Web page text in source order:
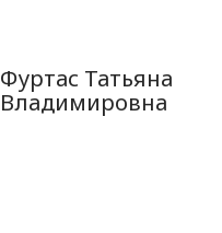
Фуртас Татьяна
Владимировна